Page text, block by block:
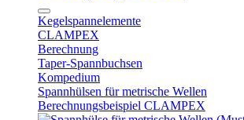
Kegelspannelemente
CLAMPEX
Berechnung
Taper-Spannbuchsen
Kompedium
Spannhülsen für metrische Wellen
Berechnungsbeispiel CLAMPEX